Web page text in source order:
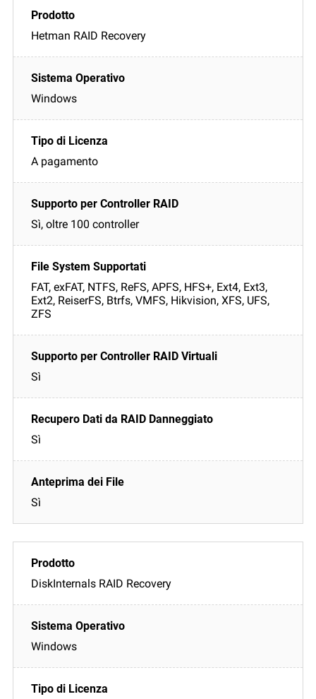
Hetman RAID Recovery
Windows
A pagamento
Sì, oltre 100 controller
FAT, exFAT, NTFS, ReFS, APFS, HFS+, Ext4, Ext3,
Ext2, ReiserFS, Btrfs, VMFS, Hikvision, XFS, UFS,
ZFS
Sì
Sì
Sì
DiskInternals RAID Recovery
Windows